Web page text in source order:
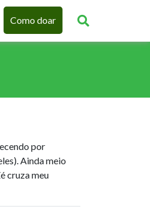
Como doar
por
Ainda meio
cruza meu